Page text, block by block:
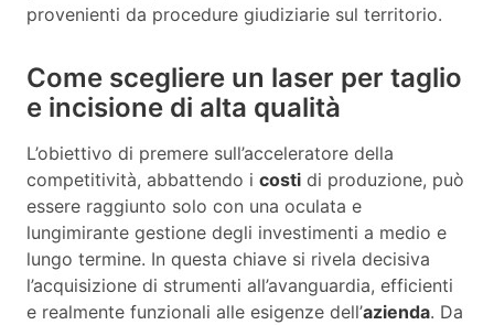
provenienti da procedure giudiziarie sul territorio.
Come scegliere un laser per taglio
e incisione di alta qualità
L’obiettivo di premere sull’acceleratore della
competitività, abbattendo i costi di produzione, può
essere raggiunto solo con una oculata e
lungimirante gestione degli investimenti a medio e
lungo termine. In questa chiave si rivela decisiva
l’acquisizione di strumenti all’avanguardia, efficienti
e realmente funzionali alle esigenze dell’azienda. Da